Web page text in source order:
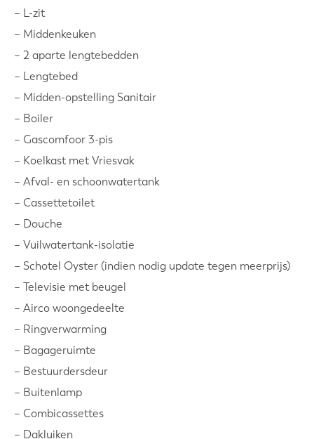
– L-zit
– Middenkeuken
– 2 aparte lengtebedden
– Lengtebed
– Midden-opstelling Sanitair
– Boiler
– Gascomfoor 3-pis
– Koelkast met Vriesvak
– Afval- en schoonwatertank
– Cassettetoilet
– Douche
– Vuilwatertank-isolatie
– Schotel Oyster (indien nodig update tegen meerprijs)
– Televisie met beugel
– Airco woongedeelte
– Ringverwarming
– Bagageruimte
– Bestuurdersdeur
– Buitenlamp
– Combicassettes
– Dakluiken